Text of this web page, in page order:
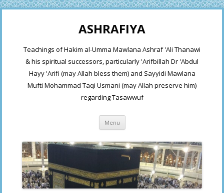
ASHRAFIYA
Teachings of Hakim al-Umma Mawlana Ashraf 'Ali Thanawi
& his spiritual successors, particularly 'Arifbillah Dr 'Abdul
Hayy 'Arifi (may Allah bless them) and Sayyidi Mawlana
Mufti Mohammad Taqi Usmani (may Allah preserve him)
regarding Tasawwuf
Menu Skip
content